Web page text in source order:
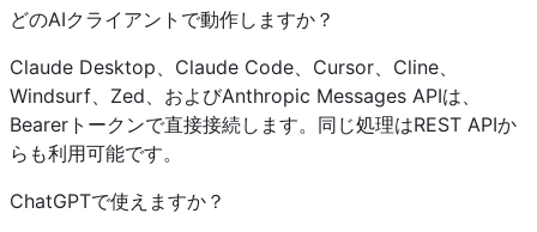
どのAIクライアントで動作しますか？
Claude Desktop、Claude Code、Cursor、Cline、
Windsurf、Zed、およびAnthropic Messages APIは、
Bearerトークンで直接接続します。同じ処理はREST APIか
らも利用可能です。
ChatGPTで使えますか？